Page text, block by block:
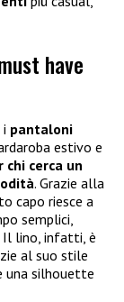
have
i pantaloni
estivo e
cerca un
. Grazie alla
capo riesce a
semplici,
Il lino, infatti, è
al suo stile
una silhouette